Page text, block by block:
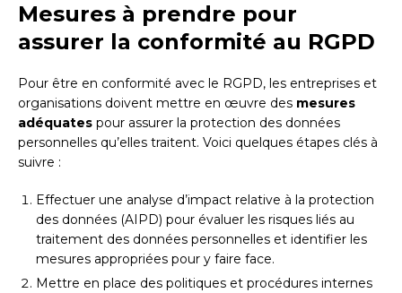
Mesures à prendre pour
assurer la conformité au RGPD
Pour être en conformité avec le RGPD, les entreprises et
organisations doivent mettre en œuvre des mesures
adéquates pour assurer la protection des données
personnelles qu’elles traitent. Voici quelques étapes clés à
suivre :
Effectuer une analyse d’impact relative à la protection
des données (AIPD) pour évaluer les risques liés au
traitement des données personnelles et identifier les
mesures appropriées pour y faire face.
Mettre en place des politiques et procédures internes